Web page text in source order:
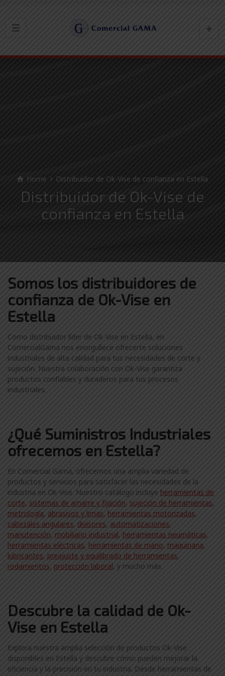
Home Distribuidor de Ok-Vise de confianza en Estella
Distribuidor de Ok-Vise de
confianza en Estella
Somos los distribuidores de
confianza de Ok-Vise en
Estella
Como distribuidor líder de Ok-Vise en Estella, en
ComercialGama nos enorgullece ofrecerte soluciones
industriales de alta calidad para tus necesidades de corte y
sujeción. Nuestra colaboración con Ok-Vise garantiza
productos confiables y duraderos para tus procesos
industriales.
¿Qué Suministros Industriales
ofrecemos en Estella?
En Comercial Gama, ofrecemos una amplia variedad de
productos y servicios para satisfacer las necesidades de la
industria en Ok-Vise. Nuestro catálogo incluye herramientas de
corte, sistemas de amarre y fijación, sujeción de herramientas,
metrología, abrasivos y limas, herramientas motorizadas,
cabezales angulares, divisores, automatizaciones,
manutención, mobiliario industrial, herramientas neumáticas,
herramientas eléctricas, herramientas de mano, maquinaria,
lubricantes, preajuste y equilibrado de herramientas,
rodamientos, protección laboral, y mucho más.
Descubre la calidad de Ok-
Vise en Estella
Explora nuestra amplia selección de productos Ok-Vise
disponibles en Estella y descubre cómo pueden mejorar la
eficiencia y la precisión en tu industria. Desde herramientas de